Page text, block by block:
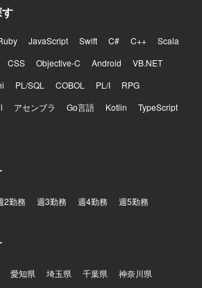
いた各種サービスや外部システムとの
。クラウド環境やコンテナ環境上で
等を用いた開発管理を行ってお
む各種開発ツールも活用しながら開発
JavaScript Swift C# C++
Scala
CSS Objective-C Android
VB.NET
PL/SQL COBOL PL/I
RPG
アセンブラ Go言語 Kotlin
TypeScript
2勤務 週3勤務 週4勤務 週5勤務
愛知県 埼玉県 千葉県
神奈川県